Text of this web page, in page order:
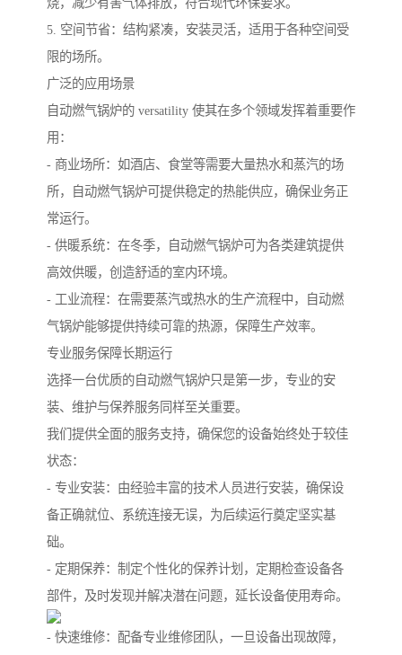
烧，减少有害气体排放，符合现代环保要求。
5. 空间节省：结构紧凑，安装灵活，适用于各种空间受
限的场所。
广泛的应用场景
自动燃气锅炉的 versatility 使其在多个领域发挥着重要作
用：
- 商业场所：如酒店、食堂等需要大量热水和蒸汽的场
所，自动燃气锅炉可提供稳定的热能供应，确保业务正
常运行。
- 供暖系统：在冬季，自动燃气锅炉可为各类建筑提供
高效供暖，创造舒适的室内环境。
- 工业流程：在需要蒸汽或热水的生产流程中，自动燃
气锅炉能够提供持续可靠的热源，保障生产效率。
专业服务保障长期运行
选择一台优质的自动燃气锅炉只是第一步，专业的安
装、维护与保养服务同样至关重要。
我们提供全面的服务支持，确保您的设备始终处于较佳
状态：
- 专业安装：由经验丰富的技术人员进行安装，确保设
备正确就位、系统连接无误，为后续运行奠定坚实基
础。
- 定期保养：制定个性化的保养计划，定期检查设备各
部件，及时发现并解决潜在问题，延长设备使用寿命。
- 快速维修：配备专业维修团队，一旦设备出现故障，